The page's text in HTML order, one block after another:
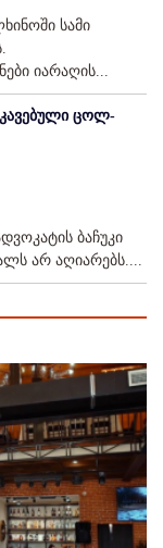
სამი
იარაღის...
ცოლ-
ბაჩუკი
არ აღიარებს....